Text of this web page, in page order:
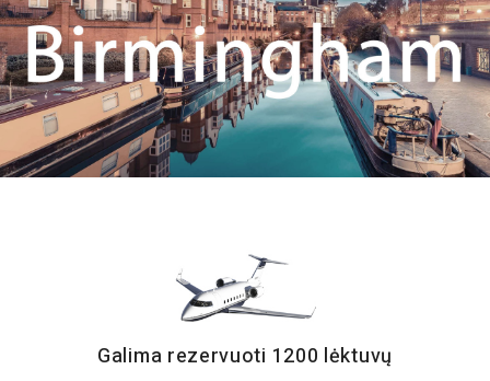
Galima rezervuoti 1200 lėktuvų